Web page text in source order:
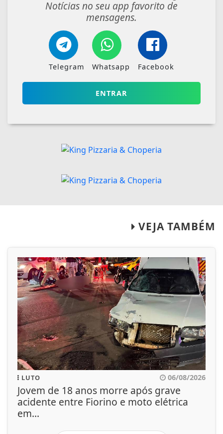
Notícias no seu app favorito de
mensagens.
Telegram Whatsapp Facebook
ENTRAR
VEJA TAMBÉM
LUTO 06/08/2026
Jovem de 18 anos morre após grave
acidente entre Fiorino e moto elétrica
em...